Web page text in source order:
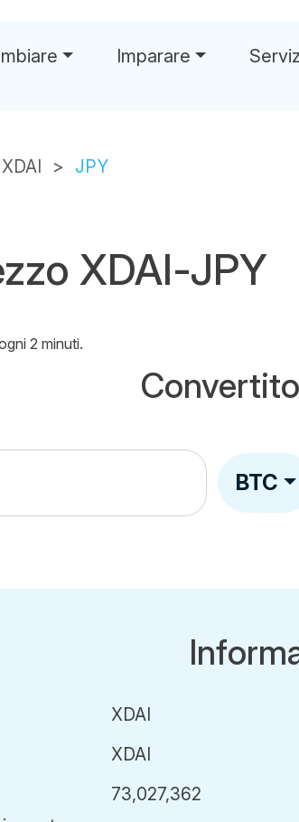
Imparare
XDAI JPY
XDAI-JPY
2 minuti.
BTC
XDAI
XDAI
73,027,362